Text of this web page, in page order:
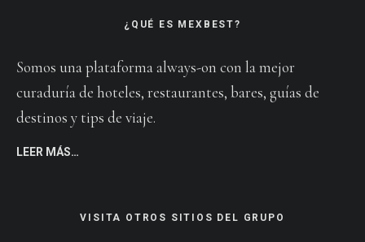
¿QUÉ ES MEXBEST?
Somos una plataforma always-on con la mejor
curaduría de hoteles, restaurantes, bares, guías de
destinos y tips de viaje.
LEER MÁS…
VISITA OTROS SITIOS DEL GRUPO